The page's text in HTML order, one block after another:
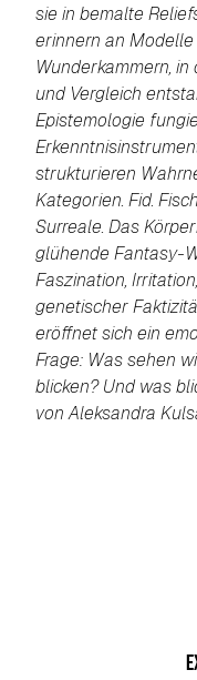
sie in bemalte
erinnern an
Wunderkammern,
und Vergleich
Epistemologie
strukturieren
Kategorien. Fid.
Surreale. Das
glühende Fantasy-
Faszination,
genetischer
eröffnet sich ein
Frage: Was sehen
blicken? Und was
von Aleksandra